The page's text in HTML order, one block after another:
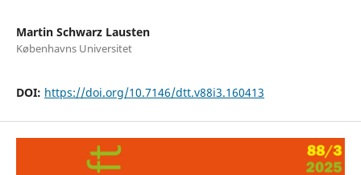
Martin Schwarz Lausten
Københavns Universitet
DOI: https://doi.org/10.7146/dtt.v88i3.160413